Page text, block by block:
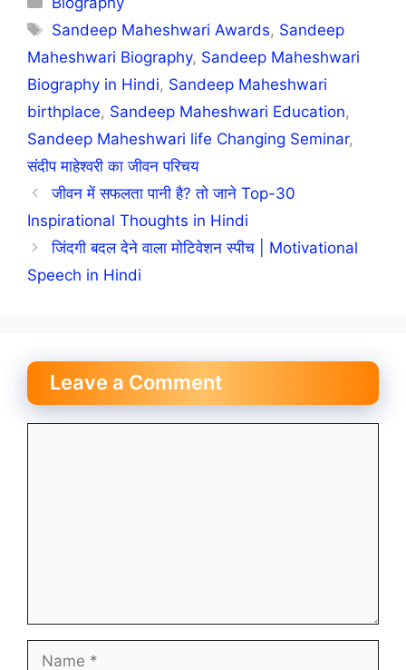
Tags
Sandeep Maheshwari Awards, Sandeep
Maheshwari Biography, Sandeep Maheshwari
Biography in Hindi, Sandeep Maheshwari
birthplace, Sandeep Maheshwari Education,
Sandeep Maheshwari life Changing Seminar,
संदीप माहेश्वरी का जीवन परिचय
जीवन में सफलता पानी है? तो जाने Top-30
Inspirational Thoughts in Hindi
जिंदगी बदल देने वाला मोटिवेशन स्पीच | Motivational
Speech in Hindi
Leave a Comment